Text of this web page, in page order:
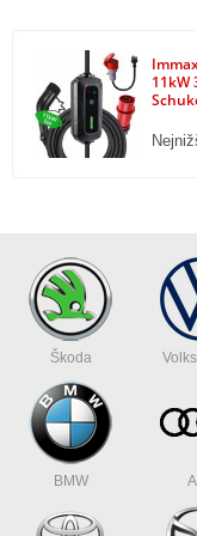
Ford Mustang Mach-E SR
Honda e Advance
Hyundai IONIQ 5
Hyundai IONIQ Electric
Kia e-Niro, Peugeot Ion
Kia e-Soul
Lightyear One
Mazda MX-30
Mercedes B Class E-Celi
Mercedes EQV 300 Extra-
Mercedes EQV 300 Long
Mercedes S500 PHEV
Mercedes Vito E-Cell Van
MG MG5 EV
MG ZS EV
Mini Cooper SE
11kW
Škoda
BMW